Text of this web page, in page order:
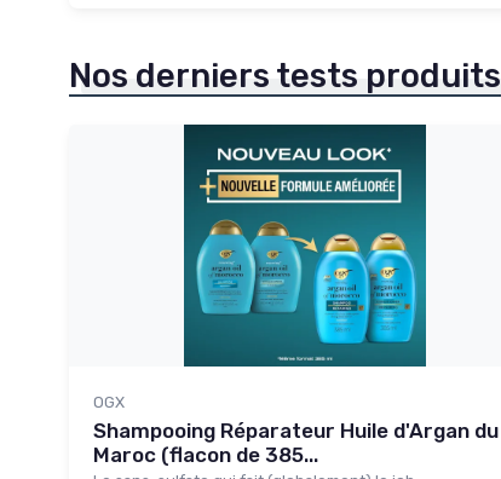
Nos derniers tests produits
OGX
Shampooing Réparateur Huile d'Argan du
Maroc (flacon de 385...